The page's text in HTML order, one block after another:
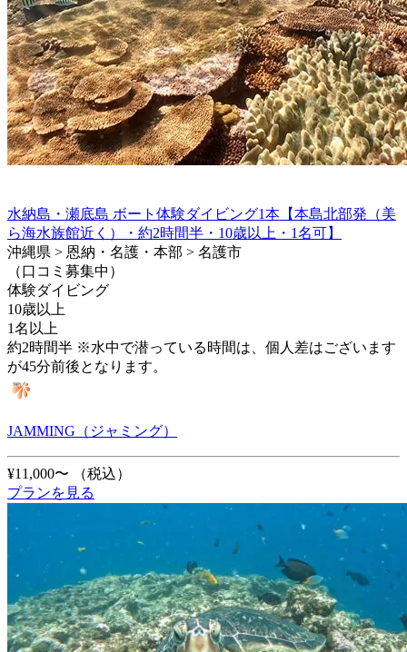
水納島・瀬底島 ボート体験ダイビング1本【本島北部発（美
ら海水族館近く）・約2時間半・10歳以上・1名可】
沖縄県 > 恩納・名護・本部 > 名護市
（口コミ募集中）
体験ダイビング
10歳以上
1名以上
約2時間半 ※水中で潜っている時間は、個人差はございます
が45分前後となります。
JAMMING（ジャミング）
¥11,000〜
（税込）
プランを見る